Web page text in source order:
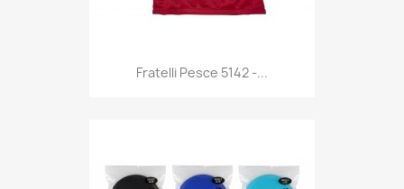
Anteprima
Fratelli Pesce 5142 -...